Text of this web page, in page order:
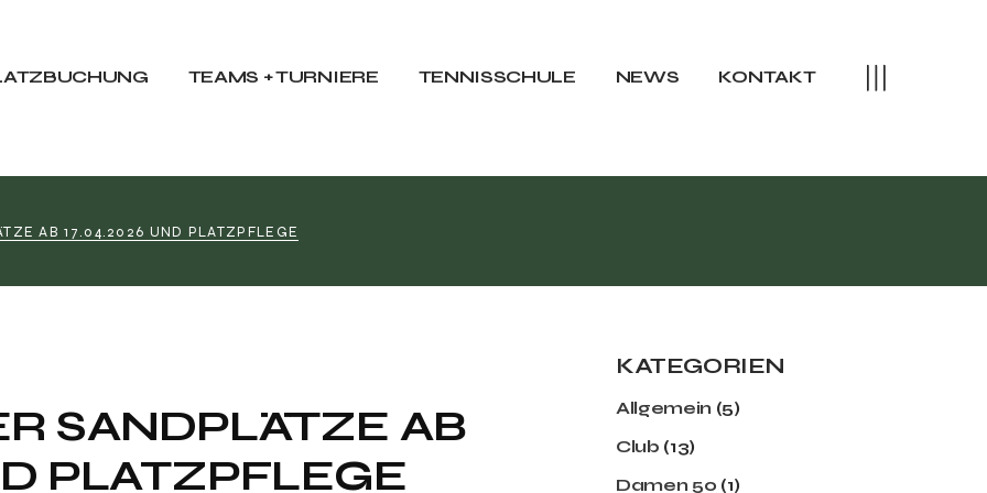
TEAMS + TURNIERE
LK-Turniere
Clubmeisterschaften
TENNISSCHULE
Tenniscamps
NEWS KONTAKT
Ranglistenturniere
Tennistraining Sommer
AB 17.04.2026 UND PLATZPFLEGE
SANDPLÄTZE AB
PLATZPFLEGE
KATEGORIEN
Allgemein (5)
Club (13)
Damen 50 (1)